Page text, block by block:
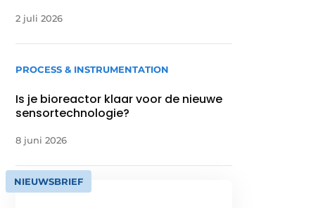
2 juli 2026
PROCESS & INSTRUMENTATION
Is je bioreactor klaar voor de nieuwe
sensortechnologie?
8 juni 2026
NIEUWSBRIEF